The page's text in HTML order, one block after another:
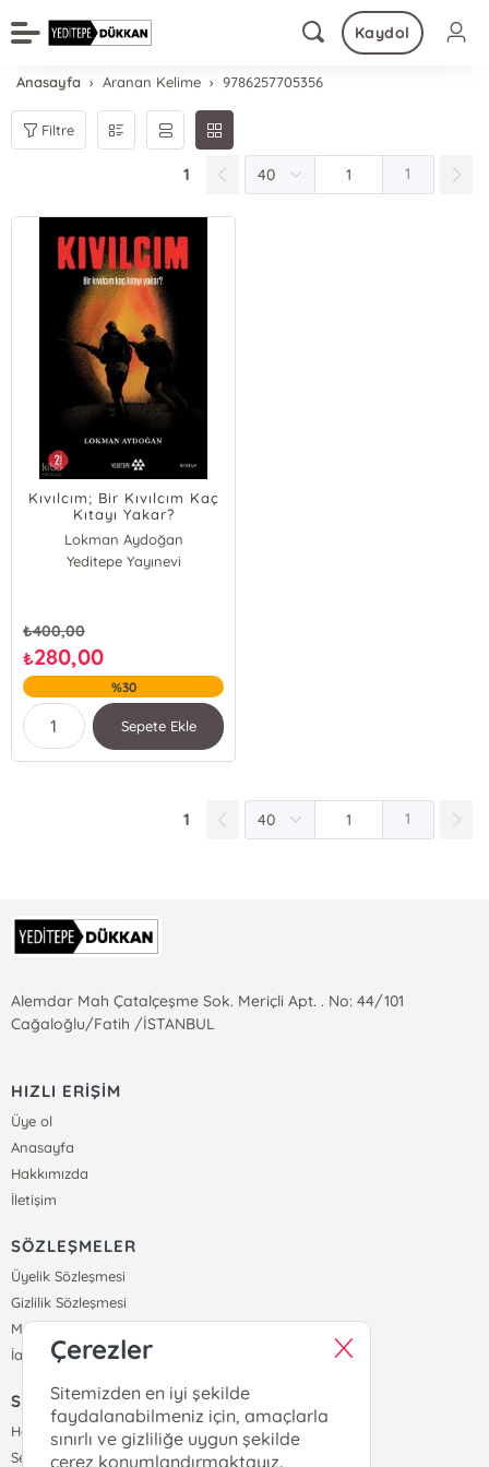
Kaydol
Anasayfa Aranan Kelime 9786257705356
Filtre
1 1
Kıvılcım; Bir Kıvılcım Kaç
Kıtayı Yakar?
Lokman Aydoğan
Yeditepe Yayınevi
₺400,00
₺280,00
%30
Sepete Ekle
1 1
Alemdar Mah Çatalçeşme Sok. Meriçli Apt. . No: 44/101
Cağaloğlu/Fatih /İSTANBUL
HIZLI ERİŞİM
Üye ol
Anasayfa
Hakkımızda
İletişim
SÖZLEŞMELER
Üyelik Sözleşmesi
Gizlilik Sözleşmesi
Mesafeli Satış Sözleşmesi
İade ve Teslimat Koşulları
SİPARİŞ
Hesabım
Sepetim
Çerezler
Sitemizden en iyi şekilde
faydalanabilmeniz için, amaçlarla
sınırlı ve gizliliğe uygun şekilde
çerez konumlandırmaktayız.